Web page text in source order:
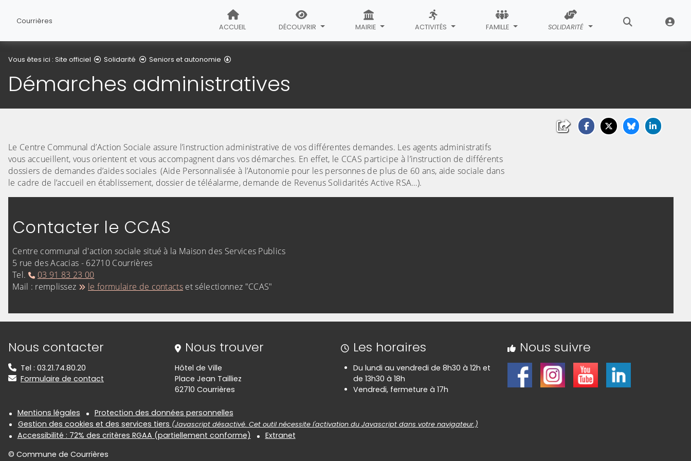
Courrières
ACCUEIL DÉCOUVRIR MAIRIE ACTIVITÉS FAMILLE SOLIDARITÉ
Vous êtes ici : Site officiel Solidarité Seniors et autonomie
Démarches administratives
Le Centre Communal d’Action Sociale assure l’instruction administrative de vos différentes demandes. Les agents administratifs
vous accueillent, vous orientent et vous accompagnent dans vos démarches. En effet, le CCAS participe à l’instruction de différents
dossiers de demandes d’aides sociales (Aide Personnalisée à l’Autonomie pour les personnes de plus de 60 ans, aide sociale dans
le cadre de l’accueil en établissement, dossier de téléalarme, demande de Revenus Solidarités Active RSA…).
Contacter le CCAS
Centre communal d'action sociale situé à la Maison des Services Publics
5 rue des Acacias - 62710 Courrières
Tel.
03 91 83 23 00
Mail : remplissez
le formulaire de contacts et sélectionnez "CCAS"
Informations de contact
Nous contacter
Tel : 03.21.74.80.20
Formulaire de contact
Nous trouver
Hôtel de Ville
Place Jean Tailliez
62710 Courrières
Les horaires
Du lundi au vendredi de 8h30 à 12h et
de 13h30 à 18h
Vendredi, fermeture à 17h
Nous suivre
Informations réglementaires
Mentions légales
Protection des données personnelles
Gestion des cookies et des services tiers (Javascript désactivé. Cet outil nécessite l'activation du Javascript dans votre navigateur.)
Accessibilité : 72% des critères RGAA (partiellement conforme)
Extranet
© Commune de Courrières